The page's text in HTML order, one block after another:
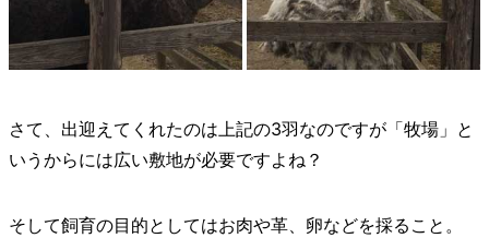
さて、出迎えてくれたのは上記の3羽なのですが「牧場」と
いうからには広い敷地が必要ですよね？
そして飼育の目的としてはお肉や革、卵などを採ること。